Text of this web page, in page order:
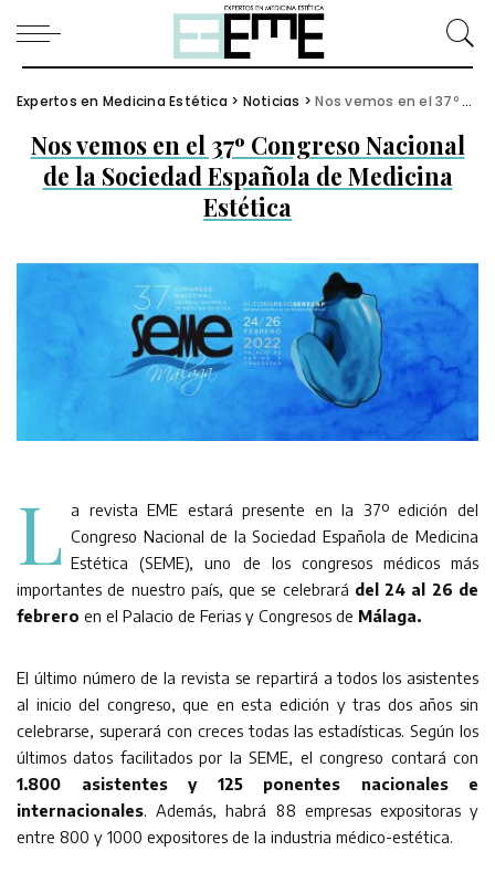
Expertos en Medicina Estética > Noticias >Nos vemos en el 37º Congreso Nacional de la Sociedad Española de Medicina Estética
Nos vemos en el 37º Congreso Nacional
de la Sociedad Española de Medicina
Estética
L a revista EME estará presente en la 37º edición del
Congreso Nacional de la Sociedad Española de Medicina
Estética (SEME), uno de los congresos médicos más
importantes de nuestro país, que se celebrará del 24 al 26 de
febrero en el Palacio de Ferias y Congresos de Málaga.
El último número de la revista se repartirá a todos los asistentes
al inicio del congreso, que en esta edición y tras dos años sin
celebrarse, superará con creces todas las estadísticas. Según los
últimos datos facilitados por la SEME, el congreso contará con
1.800 asistentes y 125 ponentes nacionales e
internacionales. Además, habrá 88 empresas expositoras y
entre 800 y 1000 expositores de la industria médico-estética.